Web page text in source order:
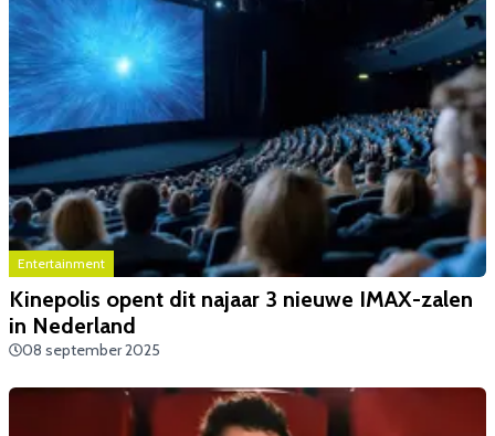
Entertainment
Kinepolis opent dit najaar 3 nieuwe IMAX-zalen
in Nederland
08 september 2025